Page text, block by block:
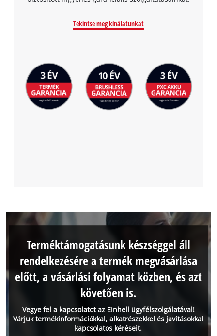
the site with their CMP to add this content
Powered byUsercentrics Consent
Tekintse meg kínálatunkat
Vegye fel a kapcsolatot az Einhell ügyfélszolgálatával!
Várjuk termékinformációkkal, alkatrészekkel és javításokkal
kapcsolatos kéréseit.
Terméktámogatásunk készséggel áll
rendelkezésére a termék megvásárlása
előtt, a vásárlási folyamat közben, és azt
követően is.